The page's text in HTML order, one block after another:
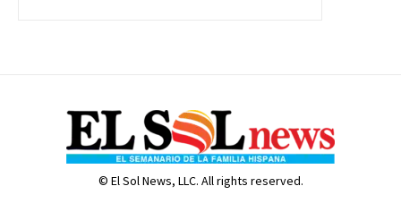
© El Sol News, LLC. All rights reserved.